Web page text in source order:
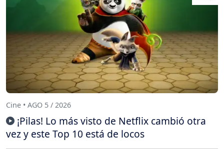
Cine • AGO 5 / 2026
¡Pilas! Lo más visto de Netflix cambió otra
vez y este Top 10 está de locos